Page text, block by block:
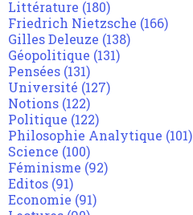
Littérature (180)
Friedrich Nietzsche (166)
Gilles Deleuze (138)
Géopolitique (131)
Pensées (131)
Université (127)
Notions (122)
Politique (122)
Philosophie Analytique (101)
Science (100)
Féminisme (92)
Editos (91)
Economie (91)